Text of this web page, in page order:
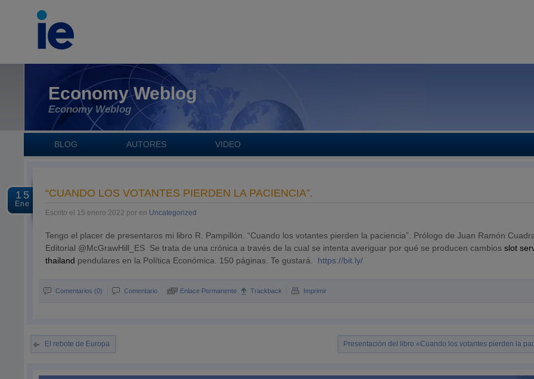
Economy Weblog
Economy Weblog
BLOG AUTORES VIDEO
15
Ene
“CUANDO LOS VOTANTES PIERDEN LA PACIENCIA”.
Escrito el 15 enero 2022 por en Uncategorized
Tengo el placer de presentaros mi libro R. Pampillón. “Cuando los votantes pierden la paciencia”. Prólogo de Juan Ramón
Editorial @McGrawHill_ES Se trata de una crónica a través de la cual se intenta averiguar por qué se producen cambiosslot
thailand pendulares en la Política Económica. 150 páginas. Te gustará. https://bit.ly/
Comentarios (0) Comentario Enlace Permanente Trackback Imprimir
El rebote de Europa Presentación del libro «Cuando los votantes pierden la